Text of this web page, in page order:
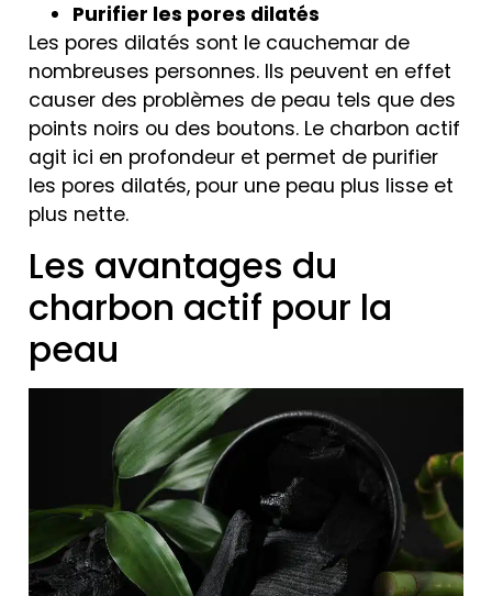
Purifier les pores dilatés
Les pores dilatés sont le cauchemar de
nombreuses personnes. Ils peuvent en effet
causer des problèmes de peau tels que des
points noirs ou des boutons. Le charbon actif
agit ici en profondeur et permet de purifier
les pores dilatés, pour une peau plus lisse et
plus nette.
Les avantages du
charbon actif pour la
peau